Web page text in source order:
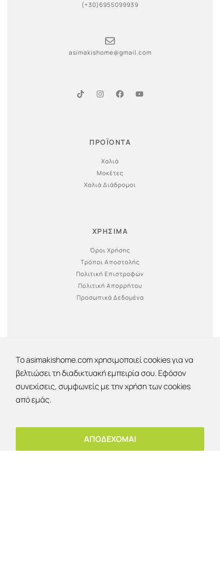
(+30)6955099939
asimakishome@gmail.com
ΠΡΟΪΟΝΤΑ
Χαλιά
Μοκέτες
Χαλιά Διάδρομοι
ΧΡΗΣΙΜΑ
Όροι Χρήσης
Τρόποι Αποστολής
Πολιτική Επιστροφών
Πολιτική Απορρήτου
Προσωπικά Δεδομένα
ΕΤΑΙΡΙΑ
To asimakishome.com χρησιμοποιεί cookies για να
βελτιώσει τη διαδικτυακή εμπειρία σου. Εφόσον
συνεχίσεις, συμφωνείς με την χρήση των cookies
από εμάς.
ΑΠΟΔΕΧΟΜΑΙ
OK